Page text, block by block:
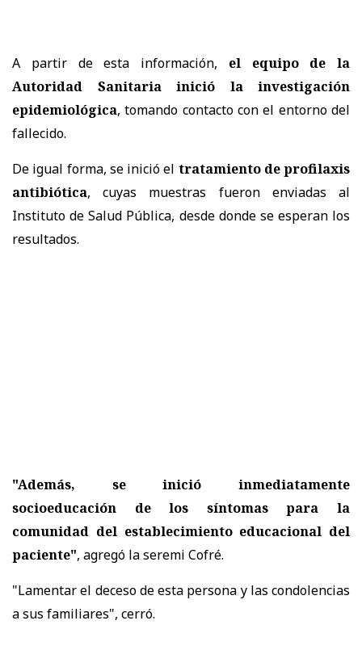
A partir de esta información, el equipo de la
Autoridad Sanitaria inició la investigación
epidemiológica, tomando contacto con el entorno del
fallecido.
De igual forma, se inició el tratamiento de profilaxis
antibiótica, cuyas muestras fueron enviadas al
Instituto de Salud Pública, desde donde se esperan los
resultados.
"Además, se inició inmediatamente
socioeducación de los síntomas para la
comunidad del establecimiento educacional del
paciente", agregó la seremi Cofré.
"Lamentar el deceso de esta persona y las condolencias
a sus familiares", cerró.